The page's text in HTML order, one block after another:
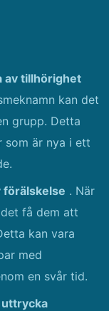
av tillhörighet
kan det
grupp. Detta
som är nya i ett
förälskelse . När
få dem att
kan vara
med
en svår tid.
uttrycka